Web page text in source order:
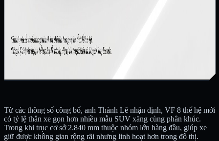
Từ các thông số công bố, anh Thành Lê nhận định, VF 8 thế hệ mới
có tỷ lệ thân xe gọn hơn nhiều mẫu SUV xăng cùng phân khúc.
Trong khi trục cơ sở 2.840 mm thuộc nhóm lớn hàng đầu, giúp xe
giữ được không gian rộng rãi nhưng linh hoạt hơn trong đô thị.